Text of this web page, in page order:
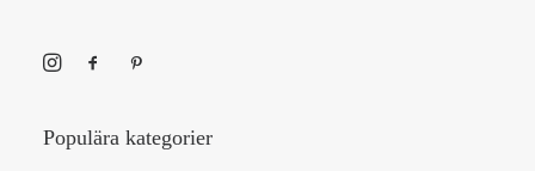
Populära kategorier